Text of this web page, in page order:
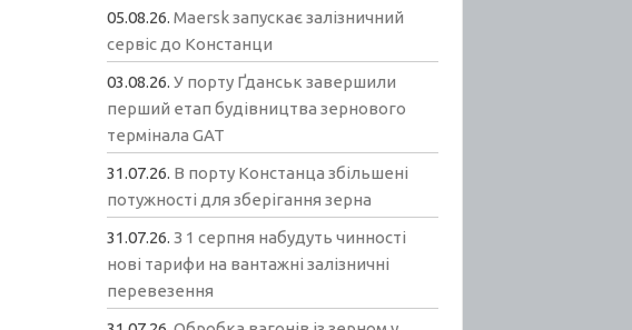
05.08.26.Maersk запускає залізничний
сервіс до Констанци
03.08.26.У порту Ґданськ завершили
перший етап будівництва зернового
термінала GAT
31.07.26. В порту Констанца збільшені
потужності для зберігання зерна
31.07.26.З 1 серпня набудуть чинності
нові тарифи на вантажні залізничні
перевезення